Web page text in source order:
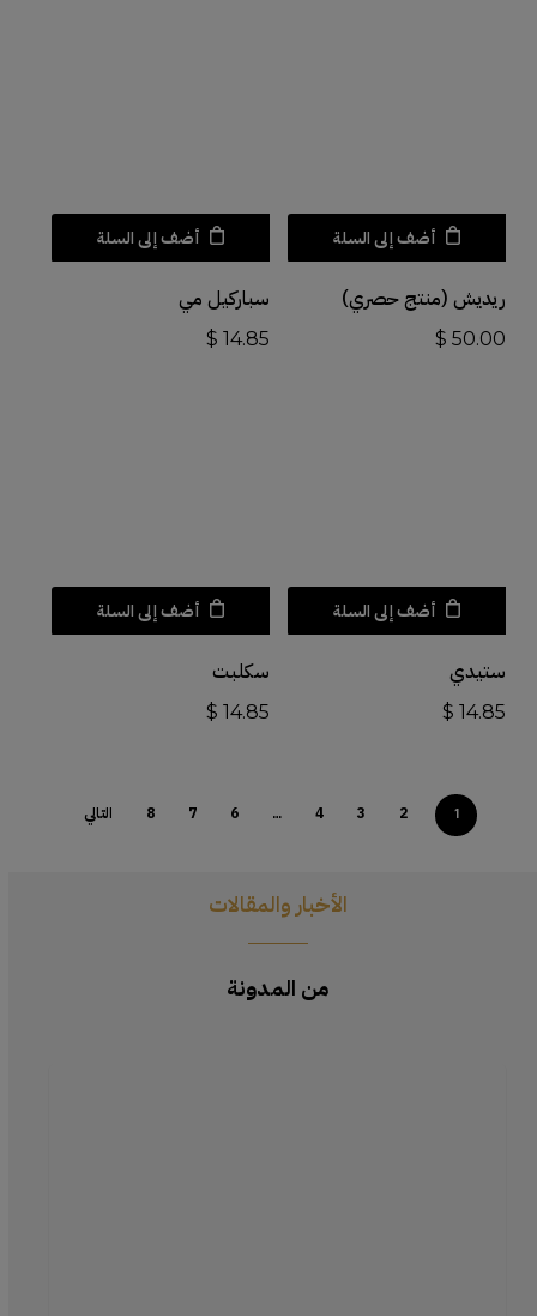
أضف إلى السلة
ريديش (منتج حصري)
$ 50.00
أضف إلى السلة
سباركيل مي
$ 14.85
أضف إلى السلة
ستيدي
$ 14.85
أضف إلى السلة
سكلبت
$ 14.85
1
2
3
4
…
6
7
8 التالي
الأخبار والمقالات
من المدونة